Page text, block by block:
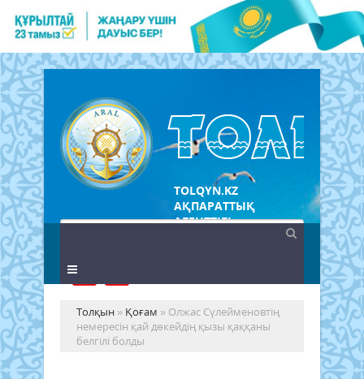
TOLQYN.KZ
АҚПАРАТТЫҚ
АГЕНТТІГІ
Толқын » Қоғам » Олжас Сүлейменовтің
немересін қай дөкейдің қызы қаққаны
белгілі болды